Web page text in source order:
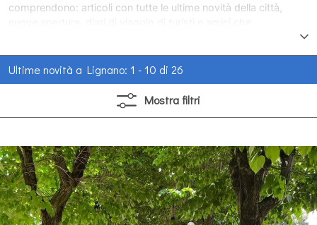
comprendono: articoli con tutte le ultime novità della città,
Ultime novità a Lignano: 1 - 10 di 26
Mostra filtri